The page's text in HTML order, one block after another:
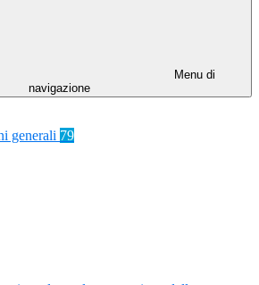
Menu di
navigazione
generali 79